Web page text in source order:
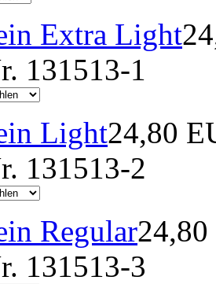
Extra Light
131513-1
Light24,80
131513-2
Regular
131513-3